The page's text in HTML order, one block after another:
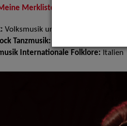
Merkliste
Volksmusik und Intern. Folklore,
Tanzmusik:
Internationale Folklore: Italien